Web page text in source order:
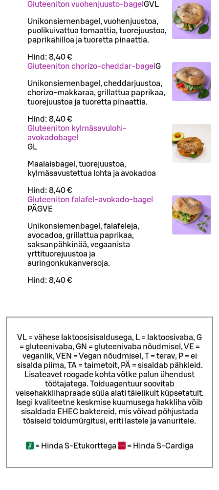
Gluteeniton vuohenjuusto-bagel GVL
Unikonsiemenbagel, vuohenjuustoa,
puolikuivattua tomaattia, tuorejuustoa,
paprikahilloa ja tuoretta pinaattia.
Hind: 8,40 €
Gluteeniton chorizo-cheddar-bagel G
Unikonsiemenbagel, cheddarjuustoa,
chorizo-makkaraa, grillattua paprikaa,
tuorejuustoa ja tuoretta pinaattia.
Hind: 8,40 €
Gluteeniton kylmäsavulohi-
avokadobagel
GL
Maalaisbagel, tuorejuustoa,
kylmäsavustettua lohta ja avokadoa
Hind: 8,40 €
Gluteeniton falafel-avokado-bagel
PÄGVE
Unikonsiemenbagel, falafeleja,
avocadoa, grillattua paprikaa,
saksanpähkinää, vegaanista
yrttituorejuustoa ja
auringonkukanversoja.
Hind: 8,40 €
VL = vähese laktoosisisaldusega, L = laktoosivaba, G
= gluteenivaba, GN = gluteenivaba nõudmisel, VE =
veganlik, VEN = Vegan nõudmisel, T = terav, P = ei
sisalda piima, TA = taimetoit, PÄ = sisaldab pähkleid.
Lisateavet roogade kohta võtke palun ühendust
töötajatega. Toiduagentuur soovitab
veisehakklihapraade süüa alati täielikult küpsetatult.
Isegi kvaliteetne keskmise kuumusega hakkliha võib
sisaldada EHEC baktereid, mis võivad põhjustada
tõsiseid toidumürgitusi, eriti lastele ja vanuritele.
= Hinda S-Etukorttega = Hinda S-Cardiga